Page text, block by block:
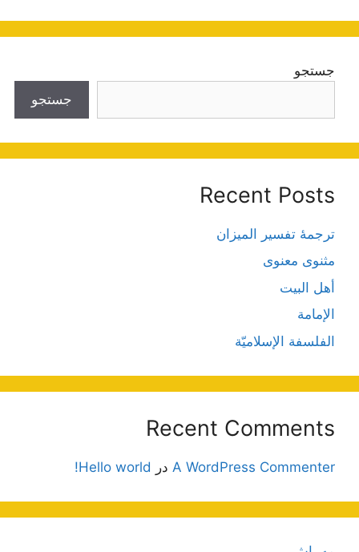
جستجو
جستجو
Recent Posts
ترجمۀ تفسیر المیزان
مثنوی معنوی
أهل البيت
الإمامة
الفلسفة الإسلاميّة
Recent Comments
A WordPress Commenter در Hello world!